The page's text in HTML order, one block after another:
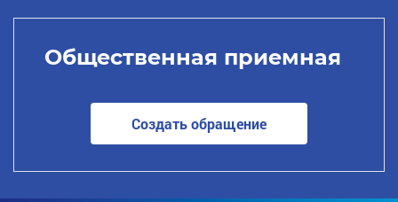
Общественная приемная
Создать обращение